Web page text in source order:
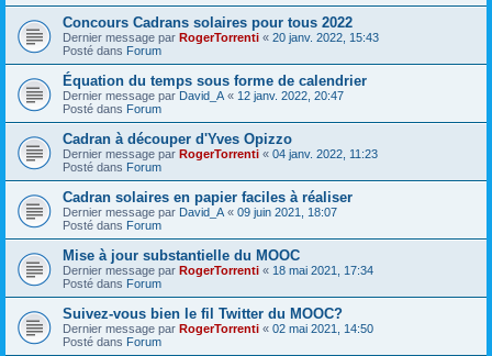
Concours Cadrans solaires pour tous 2022
Dernier message par RogerTorrenti « 20 janv. 2022, 15:43
Posté dans Forum
Équation du temps sous forme de calendrier
Dernier message par David_A « 12 janv. 2022, 20:47
Posté dans Forum
Cadran à découper d'Yves Opizzo
Dernier message par RogerTorrenti « 04 janv. 2022, 11:23
Posté dans Forum
Cadran solaires en papier faciles à réaliser
Dernier message par David_A « 09 juin 2021, 18:07
Posté dans Forum
Mise à jour substantielle du MOOC
Dernier message par RogerTorrenti « 18 mai 2021, 17:34
Posté dans Forum
Suivez-vous bien le fil Twitter du MOOC?
Dernier message par RogerTorrenti « 02 mai 2021, 14:50
Posté dans Forum